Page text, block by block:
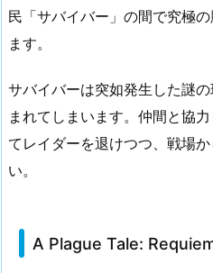
民「サバイバー」の間で究極
ます。
サバイバーは突如発生した謎
まれてしまいます。仲間と協
てレイダーを退けつつ、戦場
い。
A Plague Tale: